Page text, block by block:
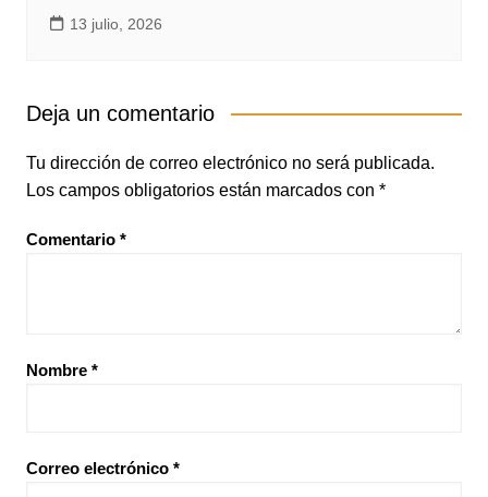
13 julio, 2026
Deja un comentario
Tu dirección de correo electrónico no será publicada.
Los campos obligatorios están marcados con *
Comentario *
Nombre *
Correo electrónico *